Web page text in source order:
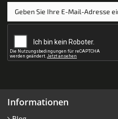
Informationen